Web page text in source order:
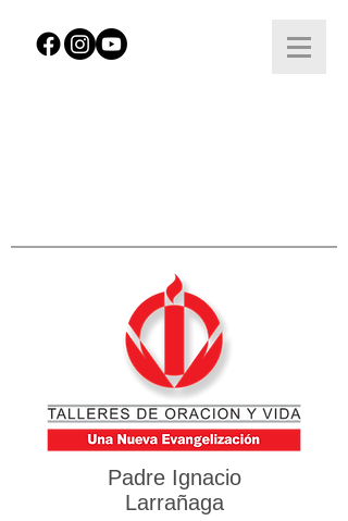
Padre Ignacio
Larrañaga